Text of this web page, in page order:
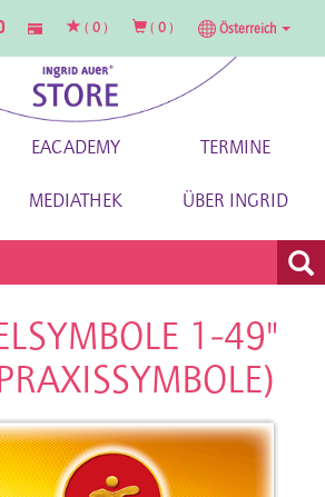
( 0 ) ( 0 ) Österreich
EACADEMY TERMINE
MEDIATHEK ÜBER INGRID
1-49"